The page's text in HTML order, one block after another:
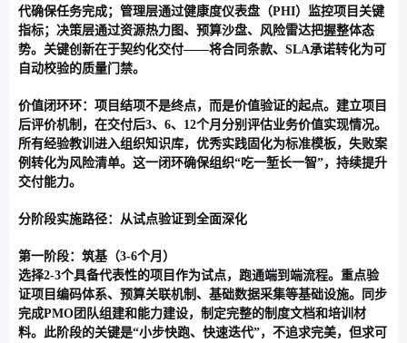
代确保任务完成；管理层通过健康度仪表盘（PHI）监控项目关键
指标；决策层通过资源热力图、预算沙盘、风险雷达把握整体态
势。关键创新在于契约化交付——将合同条款、SLA承诺转化为可
自动校验的质量门禁。
价值闭环环：项目结项不是终点，而是价值验证的起点。建立项目
后评价机制，在交付后3、6、12个月分别评估业务价值实现情况。
所有经验教训进入组织知识库，优秀实践固化为标准模板，失败案
例转化为风险清单。这一闭环确保组织“吃一堑长一智”，持续提升
交付能力。
分阶段实施路径：从试点验证到全面深化
第一阶段：筑基（3-6个月）
选择2-3个具备代表性的项目作为试点，跑通端到端流程。重点验
证项目编码体系、预算关联机制、基础数据采集等基础设施。同步
完成PMO团队组建和能力建设，制定完整的制度文档和培训材
料。此阶段的关键是“小步快跑、快速迭代”，不追求完美，但求可